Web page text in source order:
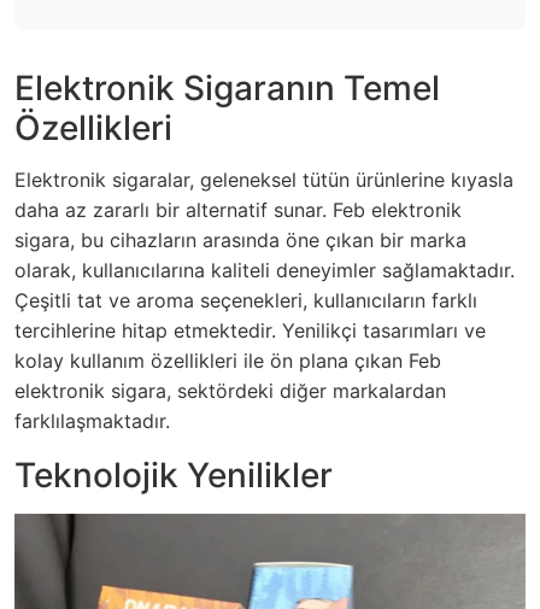
Elektronik Sigaranın Temel
Özellikleri
Elektronik sigaralar, geleneksel tütün ürünlerine kıyasla
daha az zararlı bir alternatif sunar. Feb elektronik
sigara, bu cihazların arasında öne çıkan bir marka
olarak, kullanıcılarına kaliteli deneyimler sağlamaktadır.
Çeşitli tat ve aroma seçenekleri, kullanıcıların farklı
tercihlerine hitap etmektedir. Yenilikçi tasarımları ve
kolay kullanım özellikleri ile ön plana çıkan Feb
elektronik sigara, sektördeki diğer markalardan
farklılaşmaktadır.
Teknolojik Yenilikler